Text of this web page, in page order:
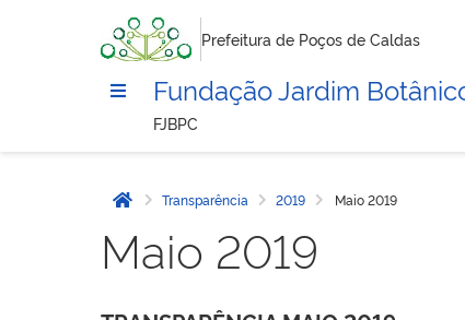
Prefeitura de Poços de Caldas
Fundação Jardim
FJBPC
Página inicial
Transparência 2019 Maio 2019
Maio 2019